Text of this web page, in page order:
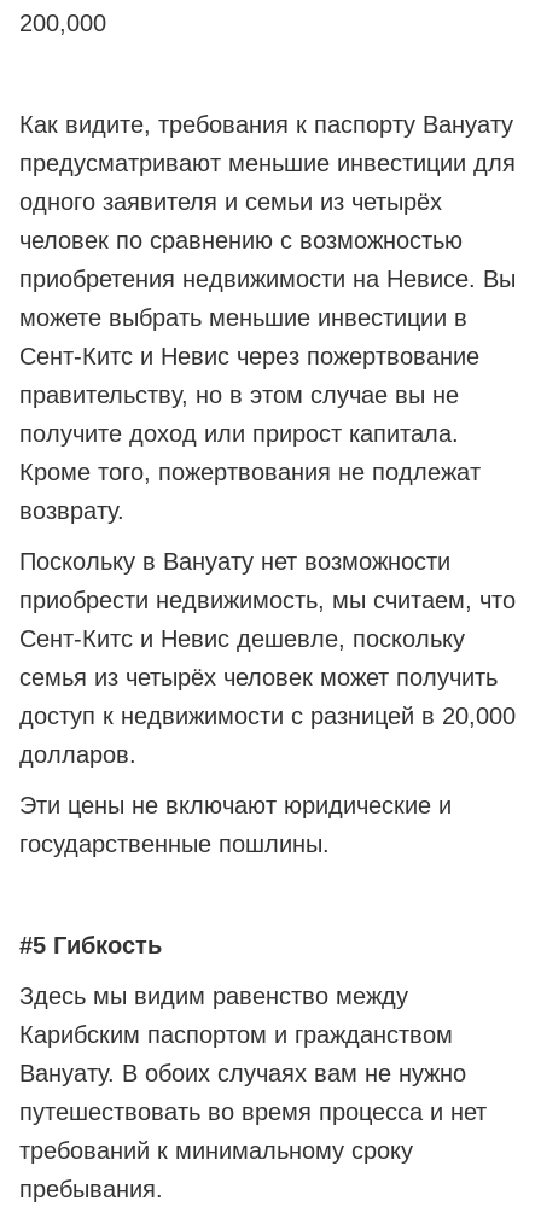
200,000
Как видите, требования к паспорту Вануату
предусматривают меньшие инвестиции для
одного заявителя и семьи из четырёх
человек по сравнению с возможностью
приобретения недвижимости на Невисе. Вы
можете выбрать меньшие инвестиции в
Сент-Китс и Невис через пожертвование
правительству, но в этом случае вы не
получите доход или прирост капитала.
Кроме того, пожертвования не подлежат
возврату.
Поскольку в Вануату нет возможности
приобрести недвижимость, мы считаем, что
Сент-Китс и Невис дешевле, поскольку
семья из четырёх человек может получить
доступ к недвижимости с разницей в 20,000
долларов.
Эти цены не включают юридические и
государственные пошлины.
#5 Гибкость
Здесь мы видим равенство между
Карибским паспортом и гражданством
Вануату. В обоих случаях вам не нужно
путешествовать во время процесса и нет
требований к минимальному сроку
пребывания.